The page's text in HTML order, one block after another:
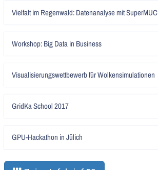
Vielfalt im Regenwald: Datenanalyse mit SuperMUC
Workshop: Big Data in Business
Visualisierungswettbewerb für Wolkensimulationen
GridKa School 2017
GPU-Hackathon in Jülich